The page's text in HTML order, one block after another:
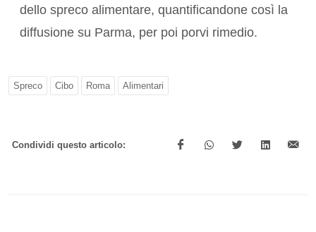
dello spreco alimentare, quantificandone così la
diffusione su Parma, per poi porvi rimedio.
Spreco Cibo Roma Alimentari
Condividi questo articolo: